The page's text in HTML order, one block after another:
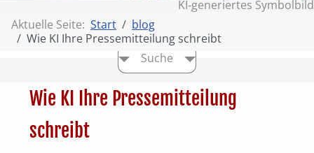
KI‑generiertes Symbolbild
Aktuelle Seite: Start
blog
Wie KI Ihre Pressemitteilung schreibt
Suche
Wie KI Ihre Pressemitteilung
schreibt